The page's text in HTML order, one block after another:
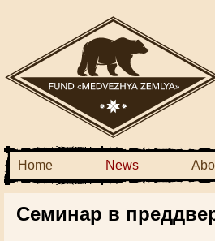
Home News
Семинар в